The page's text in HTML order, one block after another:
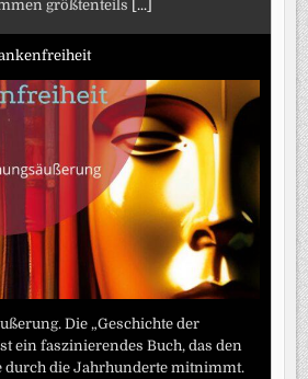
größtenteils [...]
Die „Geschichte der
ein faszinierendes Buch, das den
durch die Jahrhunderte mitnimmt.